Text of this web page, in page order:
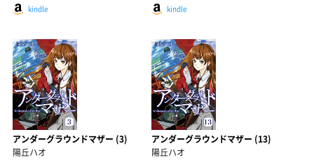
kindle kindle
アンダーグラウンドマザー (3)
陽丘ハオ
アンダーグラウンドマザー (13)
陽丘ハオ